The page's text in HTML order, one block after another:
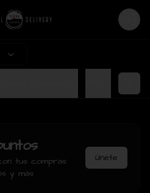
Login
tus compras
y más
Únete